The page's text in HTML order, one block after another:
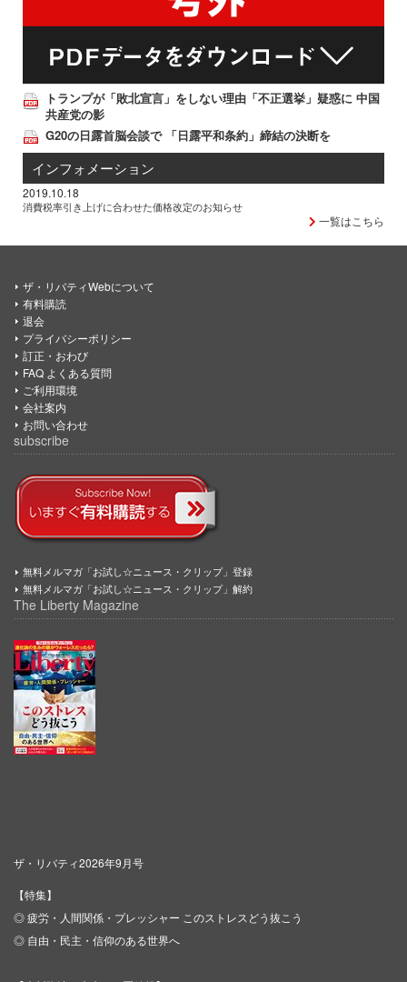
トランプが「敗北宣言」をしない理由「不正選挙」疑惑に 中国
共産党の影
G20の日露首脳会談で 「日露平和条約」締結の決断を
インフォメーション
2019.10.18
消費税率引き上げに合わせた価格改定のお知らせ
一覧はこちら
ザ・リバティWebについて
有料購読
退会
プライバシーポリシー
訂正・おわび
FAQ よくある質問
ご利用環境
会社案内
お問い合わせ
subscribe
無料メルマガ「お試し☆ニュース・クリップ」登録
無料メルマガ「お試し☆ニュース・クリップ」解約
The Liberty Magazine
ザ・リバティ2026年9月号
【特集】
◎ 疲労・人間関係・プレッシャー このストレスどう抜こう
◎ 自由・民主・信仰のある世界へ